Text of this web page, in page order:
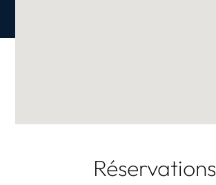
Réservations